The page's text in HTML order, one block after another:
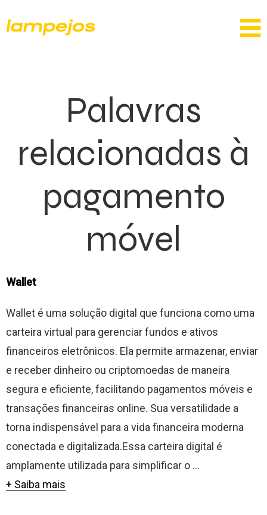
Palavras
relacionadas à
pagamento
móvel
Wallet
Wallet é uma solução digital que funciona como uma
carteira virtual para gerenciar fundos e ativos
financeiros eletrônicos. Ela permite armazenar, enviar
e receber dinheiro ou criptomoedas de maneira
segura e eficiente, facilitando pagamentos móveis e
transações financeiras online. Sua versatilidade a
torna indispensável para a vida financeira moderna
conectada e digitalizada.Essa carteira digital é
amplamente utilizada para simplificar o ...
+ Saiba mais